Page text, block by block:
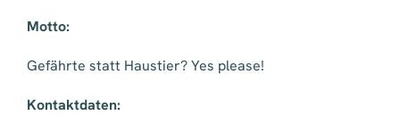
Motto:
Gefährte statt Haustier? Yes please!
Kontaktdaten: